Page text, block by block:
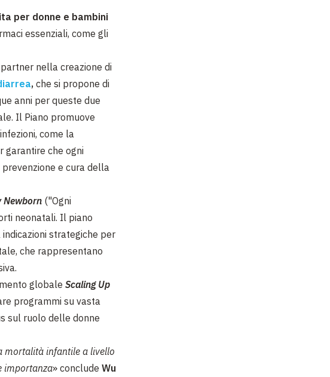
per donne e bambini
essenziali, come gli
nella creazione di
, che si propone di
anni per queste due
Il Piano promuove
come la
garantire che ogni
e cura della
Newborn ("Ogni
neonatali. Il piano
strategiche per
che rappresentano
globale Scaling Up
programmi su vasta
sul ruolo delle donne
mortalità infantile a livello
importanza» conclude Wu